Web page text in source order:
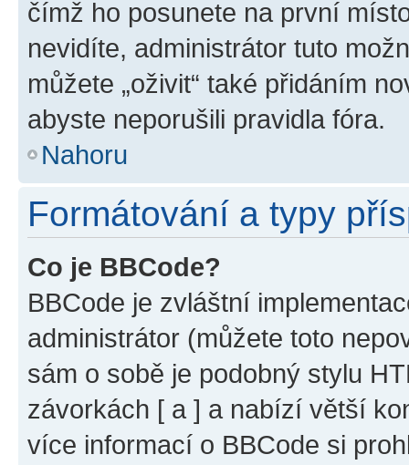
čímž ho posunete na první
nevidíte, administrátor tuto
můžete „oživit“ také přidáním
abyste neporušili pravidla fóra.
Nahoru
Formátování a typy
Co je BBCode?
BBCode je zvláštní
administrátor (můžete toto
sám o sobě je podobný stylu
závorkách [ a ] a nabízí větší
více informací o BBCode si